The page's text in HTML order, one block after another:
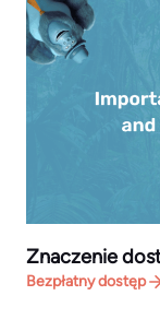
Znaczenie
Bezpłatny dostęp